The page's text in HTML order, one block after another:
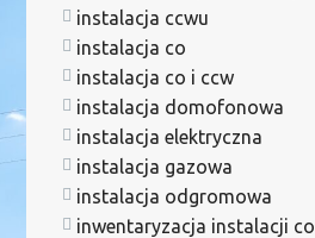
instalacja ccwu
instalacja co
instalacja co i ccw
instalacja domofonowa
instalacja elektryczna
instalacja gazowa
instalacja odgromowa
inwentaryzacja instalacji co